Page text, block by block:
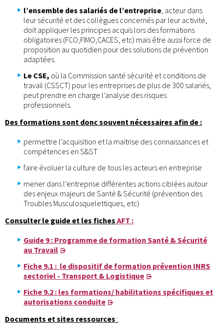
l’ensemble des salariés de l’entreprise, acteur dans
leur sécurité et des collègues concernés par leur activité,
doit appliquer les principes acquis lors des formations
obligatoires (FCO,FIMO,CACES, etc) mais être aussi force de
proposition au quotidien pour des solutions de prévention
adaptées.
Le CSE, où la Commission santé sécurité et conditions de
travail (CSSCT) pour les entreprises de plus de 300 salariés,
peut prendre en charge l’analyse des risques
professionnels.
Des formations sont donc souvent nécessaires afin de :
permettre l’acquisition et la maitrise des connaissances et
compétences en S&ST
faire évoluer la culture de tous les acteurs en entreprise
mener dans l’entreprise différentes actions ciblées autour
des enjeux majeurs de Santé & Sécurité (prévention des
Troubles Musculosquelettiques, etc)
Consulter le guide et les fiches AFT :
Guide 9 : Programme de formation Santé & Sécurité
au Travail
Fiche 9.1 : le dispositif de formation prévention INRS
sectoriel - Transport & Logistique
Fiche 9.2 : les formations/ habilitations spécifiques et
autorisations conduite
Documents et sites ressources :